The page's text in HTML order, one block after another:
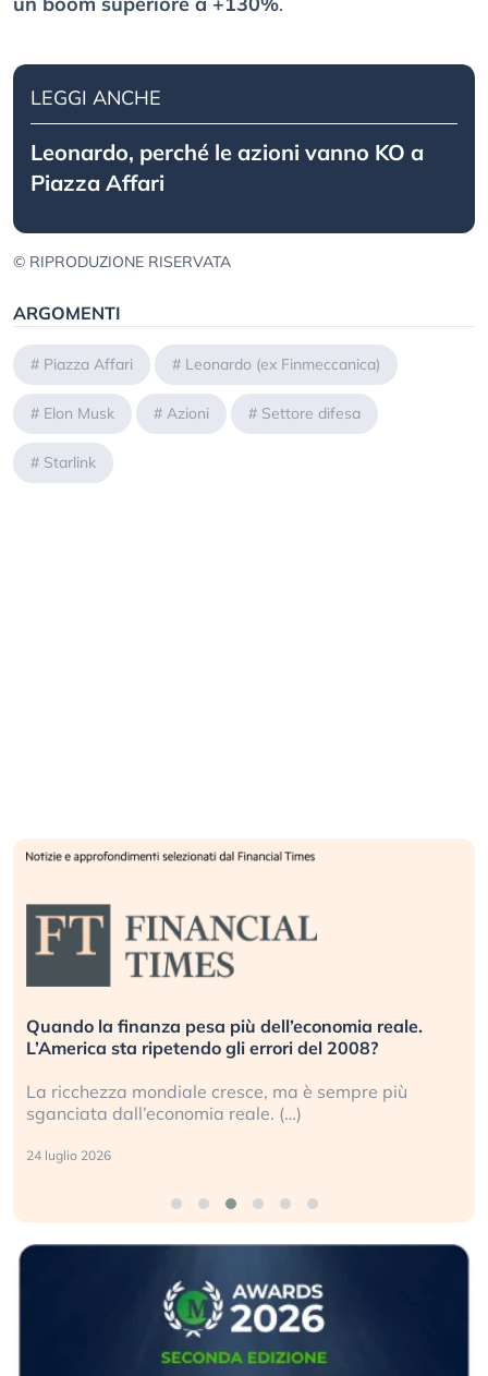
LEGGI ANCHE
Leonardo, perché le azioni vanno KO a
Piazza Affari
© RIPRODUZIONE RISERVATA
ARGOMENTI
# Piazza Affari # Leonardo (ex Finmeccanica)
# Elon Musk # Azioni # Settore difesa
# Starlink
Quando la finanza pesa più dell’economia reale.
L’America sta ripetendo gli errori del 2008?
La ricchezza mondiale cresce, ma è sempre più
sganciata dall’economia reale. (…)
24 luglio 2026